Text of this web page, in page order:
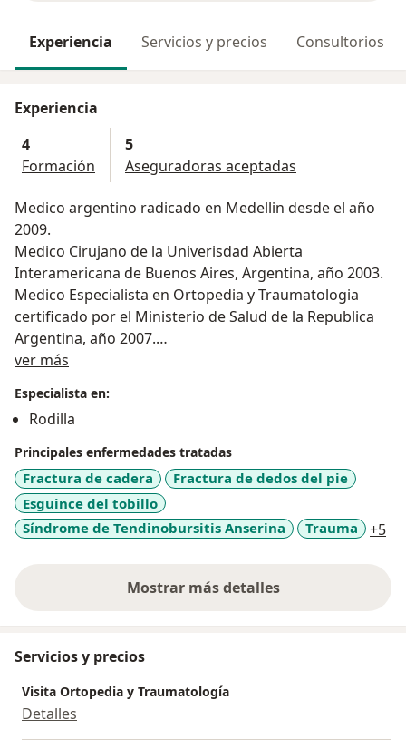
Experiencia Servicios y precios Consultorios
Experiencia
4
Formación
5
Aseguradoras aceptadas
Medico argentino radicado en Medellin desde el año
2009.
Medico Cirujano de la Univerisdad Abierta
Interamericana de Buenos Aires, Argentina, año 2003.
Medico Especialista en Ortopedia y Traumatologia
certificado por el Ministerio de Salud de la Republica
Argentina, año 2007.
Fellowship en Cirugia Artroscopica y Reconstructiva de
Entrenamiento en Cirugia Minimamente Invasiva
(CLEMI) y la Sociedad Latinoamericana de Ortopedia y
Traumatologia (SLAOT), año 2009, Bogota, Colombia.
Participante de multiples Cursos y Congresos a nivel
nacional e internacional.
Experiencia en las patologias de la Rodilla, en sus
tratamientos medicos y quirurgicos con tecnicas
Experiencia en cirugia de Trauma Ortopedico:
fracturas, luxaciones, lesiones ligamentarias de
miembros superiores e inferiores.
ver más
Especialista en:
Rodilla
Principales enfermedades tratadas
Fractura de cadera
Fractura de dedos del pie
Esguince del tobillo
Síndrome de Tendinobursitis Anserina
Trauma +5
Mostrar más detalles
sobre la experiencia
Servicios y precios
Visita Ortopedia y Traumatología
Detalles